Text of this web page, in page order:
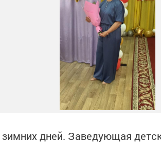
зимних дней. Заведующая